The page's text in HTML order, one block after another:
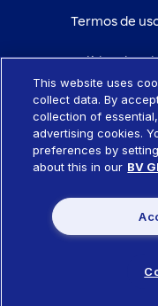
Termos de
Política de
Política de
Portabilidade
Política de
This website uses
collect data. By
collection of
advertising cookies.
preferences by
about this in our BV